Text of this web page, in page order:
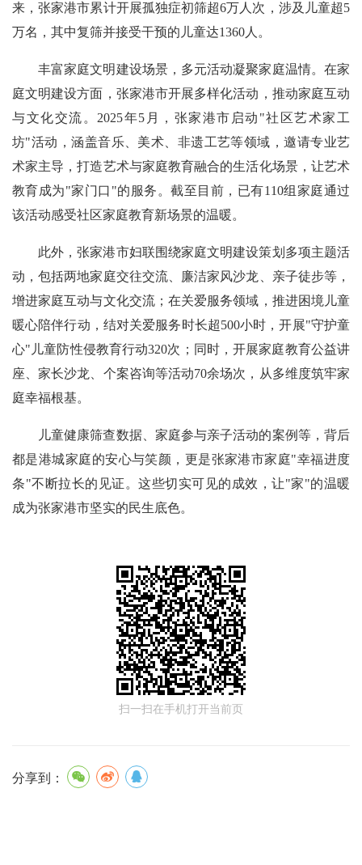
来，张家港市累计开展孤独症初筛超6万人次，涉及儿童超5
万名，其中复筛并接受干预的儿童达1360人。
丰富家庭文明建设场景，多元活动凝聚家庭温情。 在家
庭文明建设方面，张家港市开展多样化活动，推动家庭互动
与文化交流。2025年5月，张家港市启动"社区艺术家工
坊"活动，涵盖音乐、美术、非遗工艺等领域，邀请专业艺
术家主导，打造艺术与家庭教育融合的生活化场景，让艺术
教育成为"家门口"的服务。截至目前，已有110组家庭通过
该活动感受社区家庭教育新场景的温暖。
此外，张家港市妇联围绕家庭文明建设策划多项主题活
动，包括两地家庭交往交流、廉洁家风沙龙、亲子徒步等，
增进家庭互动与文化交流；在关爱服务领域，推进困境儿童
暖心陪伴行动，结对关爱服务时长超500小时，开展"守护童
心"儿童防性侵教育行动320次；同时，开展家庭教育公益讲
座、家长沙龙、个案咨询等活动70余场次，从多维度筑牢家
庭幸福根基。
儿童健康筛查数据、家庭参与亲子活动的案例等，背后
都是港城家庭的安心与笑颜，更是张家港市家庭"幸福进度
条"不断拉长的见证。这些切实可见的成效，让"家"的温暖
成为张家港市坚实的民生底色。
扫一扫在手机打开当前页
分享到：